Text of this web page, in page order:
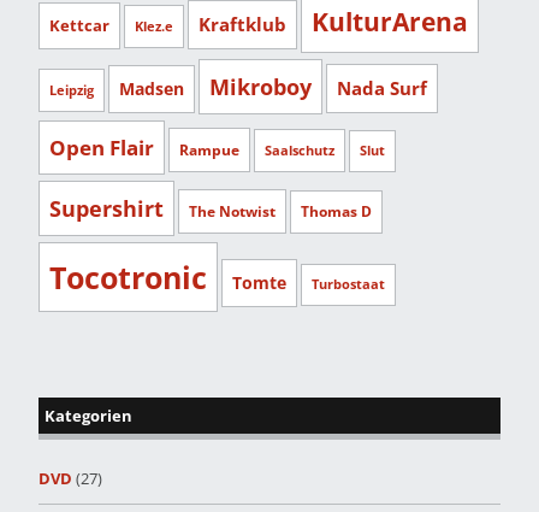
Kettcar Klez.e Kraftklub KulturArena
Leipzig Madsen Mikroboy Nada Surf
Open Flair Rampue Saalschutz Slut
Supershirt The Notwist Thomas D
Tocotronic Tomte Turbostaat
Kategorien
DVD (27)